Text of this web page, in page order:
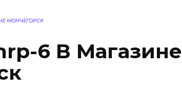
МОНЧЕГОРСК
6 В Магазине